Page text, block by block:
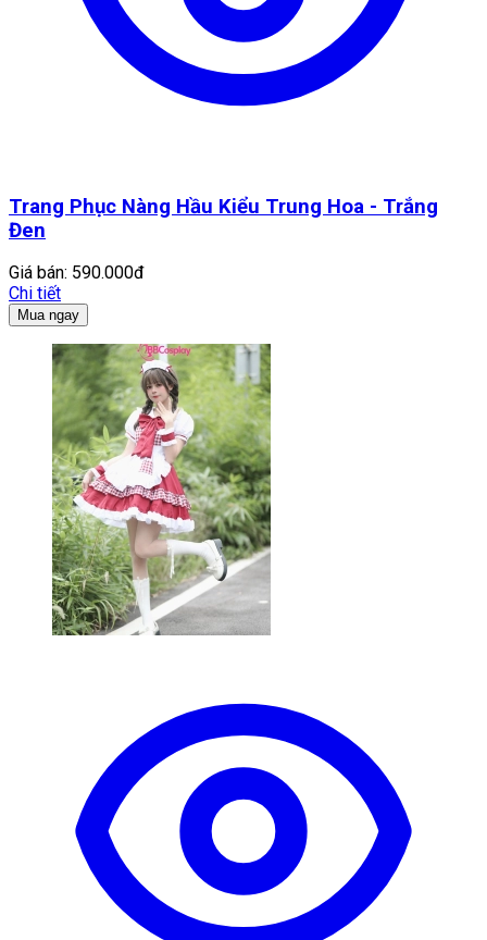
Trang Phục Nàng Hầu Kiểu Trung Hoa - Trắng
Đen
Giá bán: 590.000đ
Chi tiết
Mua ngay